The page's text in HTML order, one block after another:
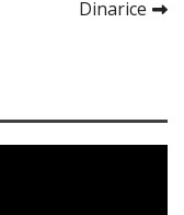
Dinarice